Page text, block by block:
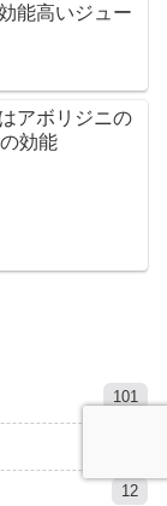
能高いジュー
アボリジニの
効能
101
12